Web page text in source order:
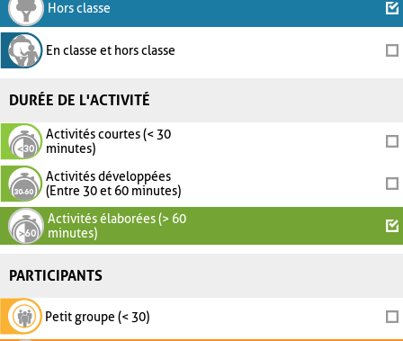
Hors classe
En classe et hors classe
DURÉE DE L'ACTIVITÉ
Activités courtes (< 30
minutes)
Activités développées
(Entre 30 et 60 minutes)
Activités élaborées (> 60
minutes)
PARTICIPANTS
Petit groupe (< 30)